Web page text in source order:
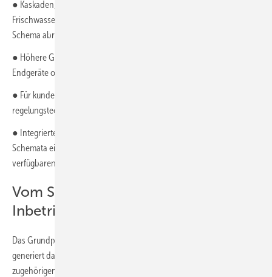
● Kaskaden, Kombinationen (z. B. Scheitholzkessel und Pelletheizung),
Frischwasserstationen sowie diverse Pufferverschaltungen sind als
Schema abrufbar.
● Höhere Geschwindigkeit und intuitive Bedienung, die für mobile
Endgeräte optimiert wurde.
● Für kundenspezifische Bauvorhaben kann die passende
regelungstechnische Modulbelegung gezielt ausgewählt werden.
● Integrierte Filter grenzen die Suchergebnisse auf die passenden
Schemata ein. Bei Direkteingabe der Schemen-Nummer werden alle
verfügbaren Hydraulik-Verschaltungen angezeigt.
Vom Schema direkt zur
Inbetriebnahme
Das Grundprinzip des HDG Hydraulikfinders: Mit wenigen Klicks
generiert das Tool das passende Hydraulikschema und den
zugehörigen Klemmenplan. Dieser Prozess unterstützt die Planung im